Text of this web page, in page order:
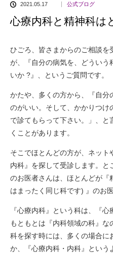
2021.05.17 公式ブログ
心療内科と精神科は
ひごろ、皆さまからのご相談
が、『自分の病気を、どうい
いか ?』、というご質問です。
かたや、多くの方から、『自分
のがいい。そして、かかりつ
で診てもらって下さい。」、
くことがあります。
そこでほとんどの方が、ネッ
内科』を探して受診します。と
のお医者さんは、ほとんどが『
はまったく同じ科です) 』のお
『心療内科』という科は、『
もともとは『内科領域の科』
科を探す時には、多くの場合に
か、『心療内科・内科』とい